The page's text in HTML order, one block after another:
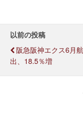
以前の投稿
阪急阪神エクス6月
出、18.5％増